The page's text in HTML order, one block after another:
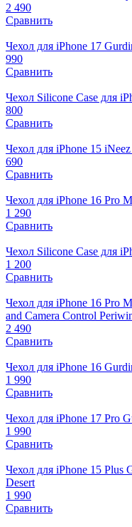
2 490
Сравнить
Чехол для iPhone 17
990
Сравнить
Чехол Silicone Case для
800
Сравнить
Чехол для iPhone 15
690
Сравнить
Чехол для iPhone 16 Pro
1 290
Сравнить
Чехол Silicone Case для
1 200
Сравнить
Чехол для iPhone 16 Pro
and Camera Control
2 490
Сравнить
Чехол для iPhone 16
1 990
Сравнить
Чехол для iPhone 17 Pro
1 990
Сравнить
Чехол для iPhone 15 Plus
Desert
1 990
Сравнить